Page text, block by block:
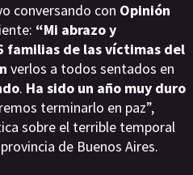
conversando con Opinión
“Mi abrazo y
familias de las víctimas del
verlos a todos sentados en
. Ha sido un año muy duro
terminarlo en paz”,
sobre el terrible temporal
de Buenos Aires.